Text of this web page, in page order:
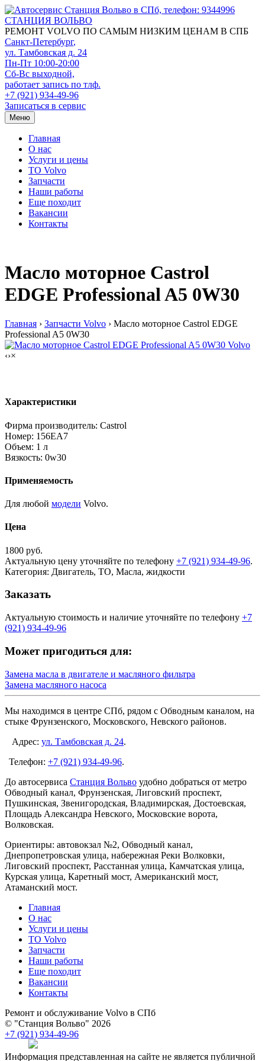
СТАНЦИЯ ВОЛЬВО
РЕМОНТ VOLVO ПО САМЫМ НИЗКИМ ЦЕНАМ В СПБ
Санкт-Петербург,
ул. Тамбовская д. 24
Пн-Пт 10:00-20:00
Сб-Вс выходной,
работает запись по тлф.
+7 (921) 934-49-96
Записаться в сервис
Меню
Главная
О нас
Услуги и цены
TO Volvo
Запчасти
Наши работы
Еще походит
Вакансии
Контакты
Масло моторное Castrol
EDGE Professional A5 0W30
Главная › Запчасти Volvo › Масло моторное Castrol EDGE
Professional A5 0W30
‹›×
Характеристики
Фирма производитель: Castrol
Номер: 156EA7
Объем: 1 л
Вязкость: 0w30
Применяемость
Для любой модели Volvo.
Цена
1800 руб.
Актуальную цену уточняйте по телефону +7 (921) 934-49-96.
Категория: Двигатель, ТО, Масла, жидкости
Заказать
Актуальную стоимость и наличие уточняйте по телефону +7
(921) 934-49-96
Может пригодиться для:
Замена масла в двигателе и масляного фильтра
Замена масляного насоса
Мы находимся в центре СПб, рядом с Обводным каналом, на
стыке Фрунзенского, Московского, Невского районов.
Адрес: ул. Тамбовская д. 24.
Телефон: +7 (921) 934-49-96.
До автосервиса Станция Вольво удобно добраться от метро
Обводный канал, Фрунзенская, Лиговский проспект,
Пушкинская, Звенигородская, Владимирская, Достоевская,
Площадь Александра Невского, Московские ворота,
Волковская.
Ориентиры: автовокзал №2, Обводный канал,
Днепропетровская улица, набережная Реки Волковки,
Лиговский проспект, Расстанная улица, Камчатская улица,
Курская улица, Каретный мост, Американский мост,
Атаманский мост.
Главная
О нас
Услуги и цены
TO Volvo
Запчасти
Наши работы
Еще походит
Вакансии
Контакты
Ремонт и обслуживание Volvo в СПб
© "Станция Вольво" 2026
+7 (921) 934-49-96
Информация представленная на сайте не является публичной